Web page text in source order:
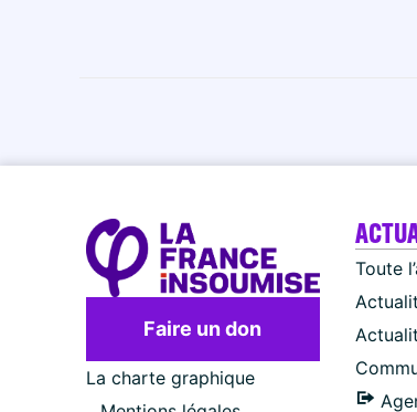
Faire un don
La charte graphique
Toute